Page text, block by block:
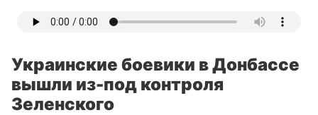
Украинские боевики в Донбассе
вышли из-под контроля
Зеленского